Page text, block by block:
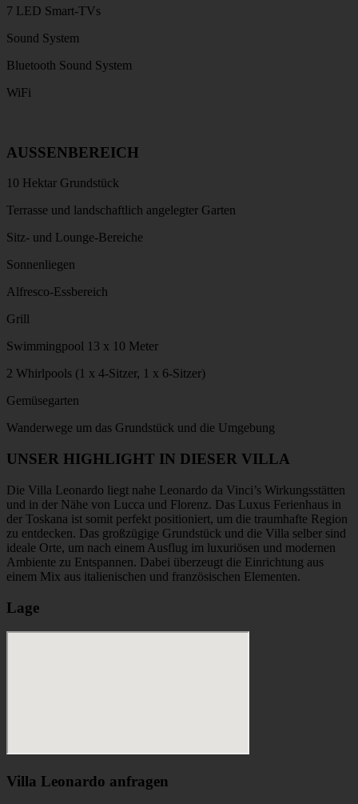
7 LED Smart-TVs
Sound System
Bluetooth Sound System
WiFi
AUSSENBEREICH
10 Hektar Grundstück
Terrasse und landschaftlich angelegter Garten
Sitz- und Lounge-Bereiche
Sonnenliegen
Alfresco-Essbereich
Grill
Swimmingpool 13 x 10 Meter
2 Whirlpools (1 x 4-Sitzer, 1 x 6-Sitzer)
Gemüsegarten
Wanderwege um das Grundstück und die Umgebung
UNSER HIGHLIGHT IN DIESER VILLA
Die Villa Leonardo liegt nahe Leonardo da Vinci’s Wirkungsstätten
und in der Nähe von Lucca und Florenz. Das Luxus Ferienhaus in
der Toskana ist somit perfekt positioniert, um die traumhafte Region
zu entdecken. Das großzügige Grundstück und die Villa selber sind
ideale Orte, um nach einem Ausflug im luxuriösen und modernen
Ambiente zu Entspannen. Dabei überzeugt die Einrichtung aus
einem Mix aus italienischen und französischen Elementen.
Lage
Villa Leonardo anfragen